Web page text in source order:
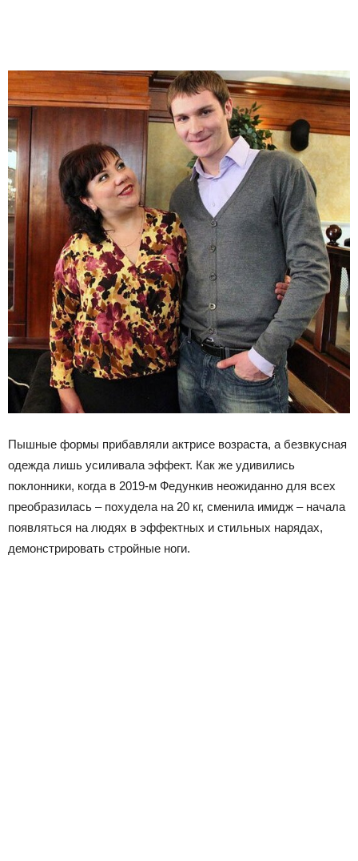
Пышные формы прибавляли актрисе возраста, а безвкусная
одежда лишь усиливала эффект. Как же удивились
поклонники, когда в 2019-м Федункив неожиданно для всех
преобразилась – похудела на 20 кг, сменила имидж – начала
появляться на людях в эффектных и стильных нарядах,
демонстрировать стройные ноги.